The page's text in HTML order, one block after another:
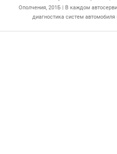
Ополчения, 201Б | В каждом
диагностика систем